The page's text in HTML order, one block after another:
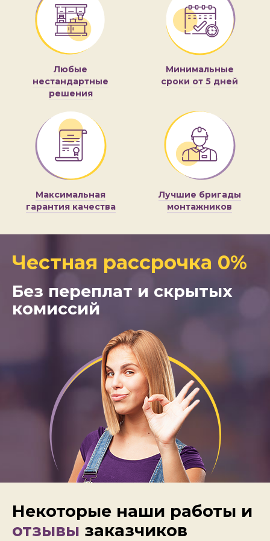
Любые
нестандартные
решения
Минимальные
сроки от 5 дней
Максимальная
гарантия качества
Лучшие бригады
монтажников
Честная рассрочка 0%
Без переплат и скрытых
комиссий
Некоторые наши работы и
отзывы заказчиков